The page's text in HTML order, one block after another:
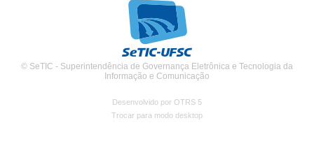
© SeTIC - Superintendência de Governança Eletrônica e Tecnologia da
Informação e Comunicação
Desenvolvido por OTRS 5
Trocar para modo desktop